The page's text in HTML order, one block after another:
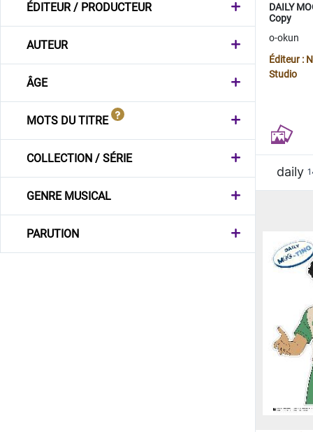
ÉDITEUR / PRODUCTEUR
AUTEUR
ÂGE
MOTS DU TITRE
COLLECTION / SÉRIE
GENRE MUSICAL
PARUTION
DAILY
Copy
o-okun
Éditeur :
Studio
daily